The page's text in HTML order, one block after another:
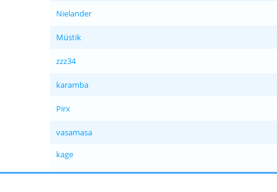
Nielander
Müstik
zzz34
karamba
Pirx
vasamasa
kage